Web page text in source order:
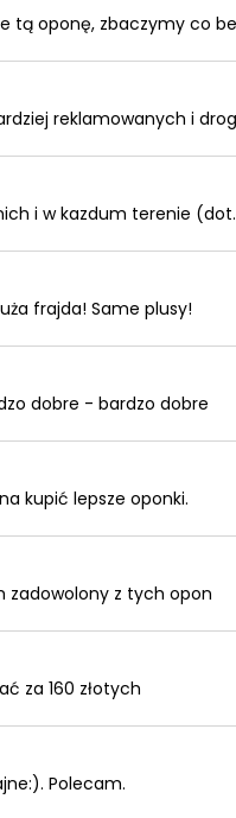
tą oponę, zbaczymy co
reklamowanych i
i w kazdum terenie
frajda! Same plusy!
dobre - bardzo dobre
kupić lepsze oponki.
zadowolony z tych opon
za 160 złotych
Polecam.